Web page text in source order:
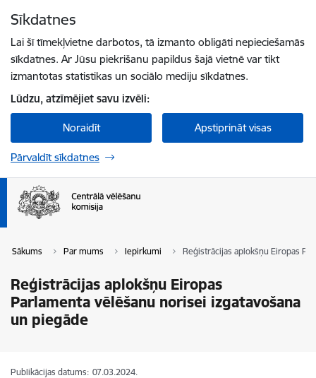
Sīkdatnes
Lai šī tīmekļvietne darbotos, tā izmanto obligāti nepieciešamās
sīkdatnes. Ar Jūsu piekrišanu papildus šajā vietnē var tikt
izmantotas statistikas un sociālo mediju sīkdatnes.
Lūdzu, atzīmējiet savu izvēli:
Noraidīt Apstiprināt visas
Pārvaldīt sīkdatnes
Sākums Par mums Iepirkumi Reģistrācijas aplokšņu Eiropas
Reģistrācijas aplokšņu Eiropas
Parlamenta vēlēšanu norisei izgatavošana
un piegāde
Publikācijas datums: 07.03.2024.